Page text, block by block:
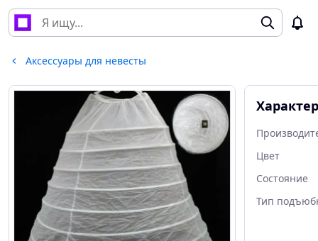
Аксессуары для невесты
Цвет
Состояние
Тип